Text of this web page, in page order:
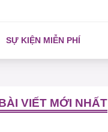
SỰ KIỆN MIỄN PHÍ
VIẾT MỚI NHẤT